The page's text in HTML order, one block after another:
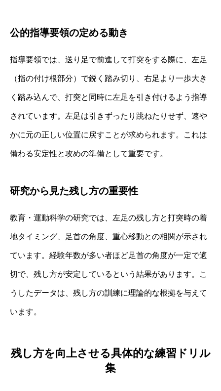
公的指導要領の定める動き
指導要領では、送り足で前進して打突をする際に、左足
（指の付け根部分）で鋭く踏み切り、右足より一歩大き
く踏み込んで、打突と同時に左足を引き付けるよう指導
されています。左足は引きずったり跳ねたりせず、速や
かに元の正しい位置に戻すことが求められます。これは
備わる安定性と攻めの準備として重要です。
研究から見た残し方の重要性
教育・運動科学の研究では、左足の残し方と打突時の着
地タイミング、足首の角度、重心移動との相関が示され
ています。経験年数が多い者ほど足首の角度が一定で適
切で、残し方が安定しているという結果があります。こ
うしたデータは、残し方の訓練に理論的な根拠を与えて
います。
残し方を向上させる具体的な練習ドリル
集